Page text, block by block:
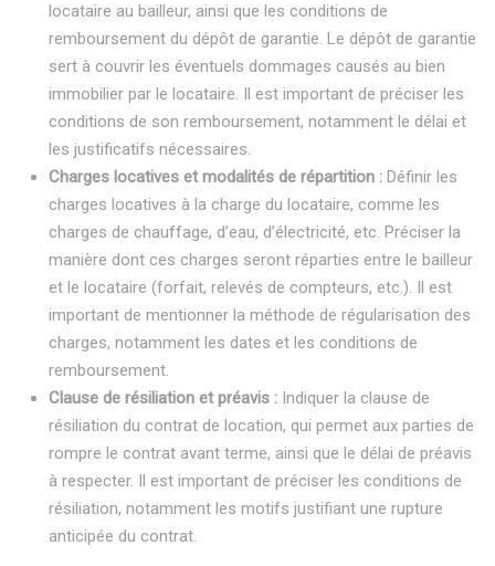
locataire au bailleur, ainsi que les conditions de
remboursement du dépôt de garantie. Le dépôt de garantie
sert à couvrir les éventuels dommages causés au bien
immobilier par le locataire. Il est important de préciser les
conditions de son remboursement, notamment le délai et
les justificatifs nécessaires.
Charges locatives et modalités de répartition : Définir les
charges locatives à la charge du locataire, comme les
charges de chauffage, d’eau, d’électricité, etc. Préciser la
manière dont ces charges seront réparties entre le bailleur
et le locataire (forfait, relevés de compteurs, etc.). Il est
important de mentionner la méthode de régularisation des
charges, notamment les dates et les conditions de
remboursement.
Clause de résiliation et préavis : Indiquer la clause de
résiliation du contrat de location, qui permet aux parties de
rompre le contrat avant terme, ainsi que le délai de préavis
à respecter. Il est important de préciser les conditions de
résiliation, notamment les motifs justifiant une rupture
anticipée du contrat.